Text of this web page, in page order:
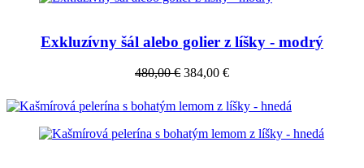
Exkluzívny šál alebo golier z líšky - modrý
480,00 € 384,00 €